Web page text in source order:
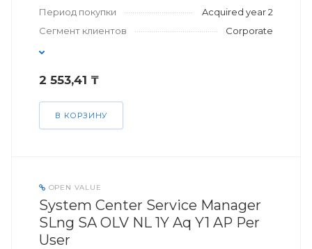
Период покупки
Acquired year 2
Сегмент клиентов
Corporate
2 553,41 ₸
В КОРЗИНУ
OPEN VALUE
System Center Service Manager
SLng SA OLV NL 1Y Aq Y1 AP Per
User